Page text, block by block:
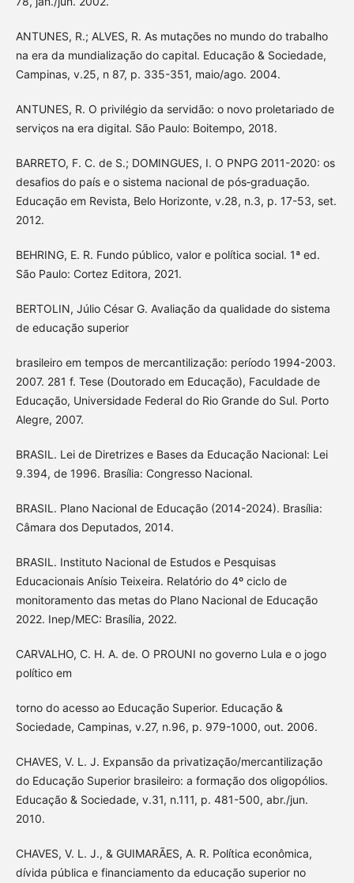
ANTUNES, R.; ALVES, R. As mutações no mundo do trabalho
na era da mundialização do capital. Educação & Sociedade,
Campinas, v.25, n 87, p. 335-351, maio/ago. 2004.
ANTUNES, R. O privilégio da servidão: o novo proletariado de
serviços na era digital. São Paulo: Boitempo, 2018.
BARRETO, F. C. de S.; DOMINGUES, I. O PNPG 2011-2020: os
desafios do país e o sistema nacional de pós‑graduação.
Educação em Revista, Belo Horizonte, v.28, n.3, p. 17-53, set.
2012.
BEHRING, E. R. Fundo público, valor e política social. 1ª ed.
São Paulo: Cortez Editora, 2021.
BERTOLIN, Júlio César G. Avaliação da qualidade do sistema
de educação superior
brasileiro em tempos de mercantilização: período 1994-2003.
2007. 281 f. Tese (Doutorado em Educação), Faculdade de
Educação, Universidade Federal do Rio Grande do Sul. Porto
Alegre, 2007.
BRASIL. Lei de Diretrizes e Bases da Educação Nacional: Lei
9.394, de 1996. Brasília: Congresso Nacional.
BRASIL. Plano Nacional de Educação (2014-2024). Brasília:
Câmara dos Deputados, 2014.
BRASIL. Instituto Nacional de Estudos e Pesquisas
Educacionais Anísio Teixeira. Relatório do 4º ciclo de
monitoramento das metas do Plano Nacional de Educação
2022. Inep/MEC: Brasília, 2022.
CARVALHO, C. H. A. de. O PROUNI no governo Lula e o jogo
político em
torno do acesso ao Educação Superior. Educação &
Sociedade, Campinas, v.27, n.96, p. 979-1000, out. 2006.
CHAVES, V. L. J. Expansão da privatização/mercantilização
do Educação Superior brasileiro: a formação dos oligopólios.
Educação & Sociedade, v.31, n.111, p. 481-500, abr./jun.
2010.
CHAVES, V. L. J., & GUIMARÃES, A. R. Política econômica,
dívida pública e financiamento da educação superior no